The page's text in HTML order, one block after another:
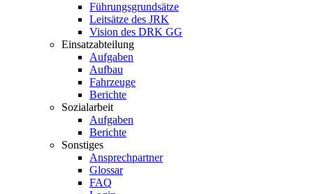
Führungsgrundsätze
Leitsätze des JRK
Vision des DRK GG
Einsatzabteilung
Aufgaben
Aufbau
Fahrzeuge
Berichte
Sozialarbeit
Aufgaben
Berichte
Sonstiges
Ansprechpartner
Glossar
FAQ